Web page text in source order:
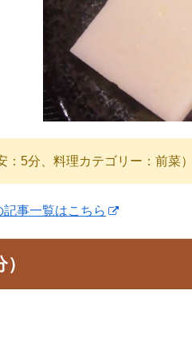
：5分、料理カテゴリー：前菜
事一覧はこちら